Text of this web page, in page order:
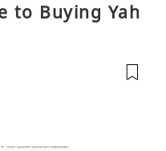
to Buying Yah